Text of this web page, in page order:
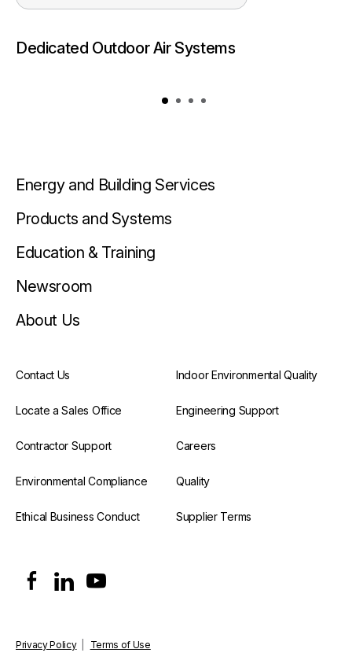
Dedicated Outdoor Air Systems
Energy and Building Services
Products and Systems
Education & Training
Newsroom
About Us
Contact Us Indoor Environmental Quality
Locate a Sales Office Engineering Support
Contractor Support Careers
Environmental Compliance Quality
Ethical Business Conduct Supplier Terms
Privacy Policy| Terms of Use